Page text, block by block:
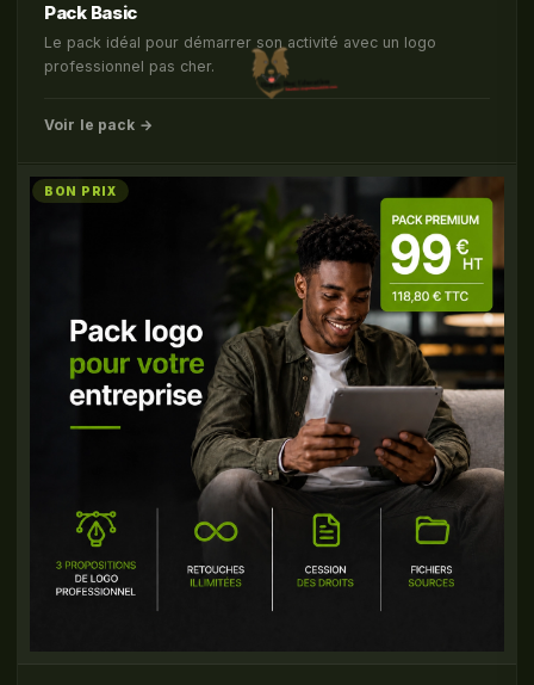
Pack Basic
Le pack idéal pour démarrer son activité avec un logo
professionnel pas cher.
Voir le pack →
BON PRIX